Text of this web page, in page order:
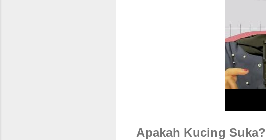
Apakah Kucing Suka?